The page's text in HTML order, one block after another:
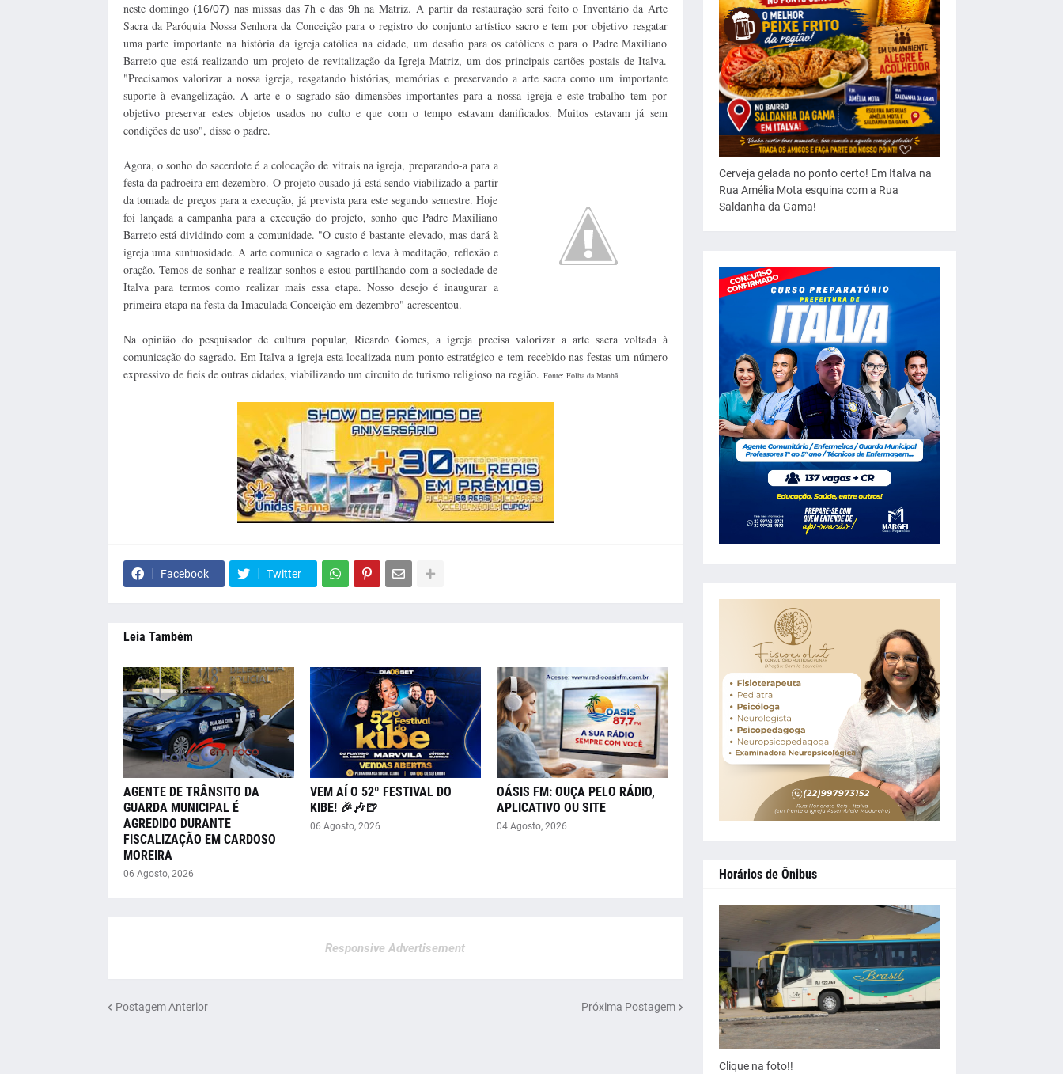
neste domingo (16/07) nas missas das7h e das 9h na Matriz.A partir da restauração será feito o Inventário da Arte
Sacra da Paróquia Nossa Senhora da Conceição para o registro do conjunto artístico sacro e tem por objetivo resgatar
uma parte importante na história da igreja católica na cidade, um desafio para os católicos e para o Padre Maxiliano
Barreto que está realizando um projeto de revitalização da Igreja Matriz, um dos principais cartões postais de Italva.
"Precisamos valorizar a nossa igreja, resgatando histórias, memórias e preservando a arte sacra como um importante
suporte à evangelização. A arte e o sagrado são dimensões importantes para a nossa igreja e este trabalho tem por
objetivo preservar estes objetos usados no culto e que com o tempo estavam danificados. Muitos estavam já sem
condições de uso", disse o padre.
Agora, o sonho do sacerdote é a colocação de vitrais na igreja, preparando-a para a
festa da padroeira em dezembro. O projeto ousado já está sendo viabilizado a partir
da tomada de preços para a execução, já prevista para este segundo semestre. Hoje
foi lançada a campanha para a execução do projeto, sonho que Padre Maxiliano
Barreto está dividindo com a comunidade. "O custo é bastante elevado, mas dará à
igreja uma suntuosidade. A arte comunica o sagrado e leva à meditação, reflexão e
oração. Temos de sonhar e realizar sonhos e estou partilhando com a sociedade de
Italva para termos como realizar mais essa etapa. Nosso desejo é inaugurar a
primeira etapa na festa da Imaculada Conceição em dezembro" acrescentou.
Na opinião do pesquisador de cultura popular, Ricardo Gomes, a igreja precisa valorizar a arte sacra voltada à
comunicação do sagrado. Em Italva a igreja esta localizada num ponto estratégico e tem recebido nas festas um número
expressivo de fieis de outras cidades, viabilizando um circuito de turismo religioso na região. Fonte: Folha da Manhã
Facebook Twitter
Leia Também
AGENTE DE TRÂNSITO DA
GUARDA MUNICIPAL É
AGREDIDO DURANTE
FISCALIZAÇÃO EM CARDOSO
MOREIRA
06 Agosto, 2026
VEM AÍ O 52º FESTIVAL DO
KIBE! 🎉🎶🍺
06 Agosto, 2026
OÁSIS FM: OUÇA PELO RÁDIO,
APLICATIVO OU SITE
04 Agosto, 2026
Responsive Advertisement
Postagem Anterior Próxima Postagem
Cerveja gelada no ponto certo! Em Italva na
Rua Amélia Mota esquina com a Rua
Saldanha da Gama!
Horários de Ônibus
Clique na foto!!